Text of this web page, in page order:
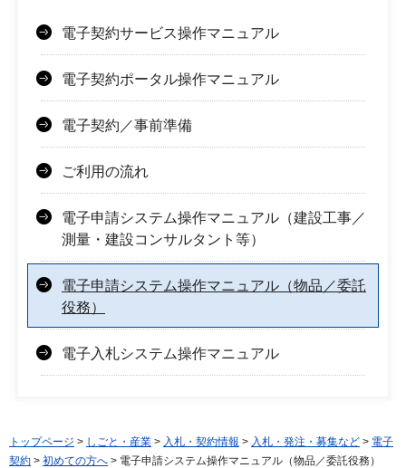
電子契約サービス操作マニュアル
電子契約ポータル操作マニュアル
電子契約／事前準備
ご利用の流れ
電子申請システム操作マニュアル（建設工事／
測量・建設コンサルタント等）
電子申請システム操作マニュアル（物品／委託
役務）
電子入札システム操作マニュアル
トップページ > しごと・産業 > 入札・契約情報 > 入札・発注・募集など > 電子
契約 > 初めての方へ > 電子申請システム操作マニュアル（物品／委託役務）